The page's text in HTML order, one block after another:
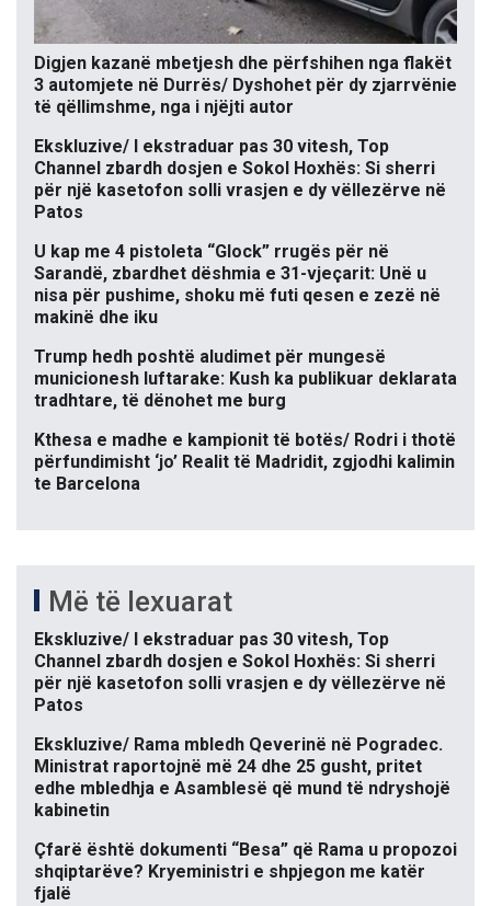
Digjen kazanë mbetjesh dhe përfshihen nga flakët
3 automjete në Durrës/ Dyshohet për dy zjarrvënie
të qëllimshme, nga i njëjti autor
Ekskluzive/ I ekstraduar pas 30 vitesh, Top
Channel zbardh dosjen e Sokol Hoxhës: Si sherri
për një kasetofon solli vrasjen e dy vëllezërve në
Patos
U kap me 4 pistoleta “Glock” rrugës për në
Sarandë, zbardhet dëshmia e 31-vjeçarit: Unë u
nisa për pushime, shoku më futi qesen e zezë në
makinë dhe iku
Trump hedh poshtë aludimet për mungesë
municionesh luftarake: Kush ka publikuar deklarata
tradhtare, të dënohet me burg
Kthesa e madhe e kampionit të botës/ Rodri i thotë
përfundimisht ‘jo’ Realit të Madridit, zgjodhi kalimin
te Barcelona
Më të lexuarat
Ekskluzive/ I ekstraduar pas 30 vitesh, Top
Channel zbardh dosjen e Sokol Hoxhës: Si sherri
për një kasetofon solli vrasjen e dy vëllezërve në
Patos
Ekskluzive/ Rama mbledh Qeverinë në Pogradec.
Ministrat raportojnë më 24 dhe 25 gusht, pritet
edhe mbledhja e Asamblesë që mund të ndryshojë
kabinetin
Çfarë është dokumenti “Besa” që Rama u propozoi
shqiptarëve? Kryeministri e shpjegon me katër
fjalë